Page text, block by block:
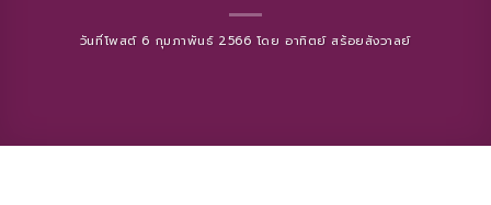
วันที่โพสต์6 กุมภาพันธ์ 2566 โดยอาทิตย์ สร้อยสังวาลย์